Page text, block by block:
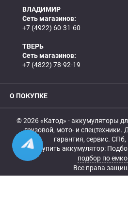
ВЛАДИМИР
Сеть магазинов:
+7 (4922) 60-31-60
ТВЕРЬ
Сеть магазинов:
+7 (4822) 78-92-19
О ПОКУПКЕ
© 2026 «Катод» - аккумуляторы
грузовой, мото- и спецтехники.
гарантия, сервис.
Купить аккумулятор:
подбор по
Все права